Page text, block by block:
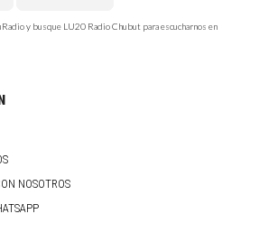
y busque LU20 Radio Chubut para escucharnos en
NOSOTROS